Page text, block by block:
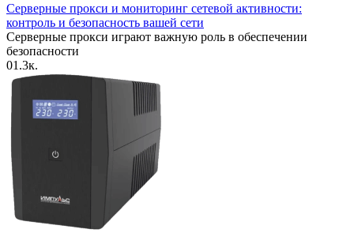
Серверные прокси и мониторинг сетевой активности:
контроль и безопасность вашей сети
Серверные прокси играют важную роль в обеспечении
безопасности
01.3к.